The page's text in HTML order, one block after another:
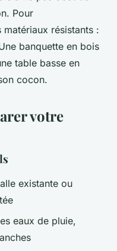
Pour
matériaux résistants :
banquette en bois
table basse en
cocon.
votre
existante ou
eaux de pluie,